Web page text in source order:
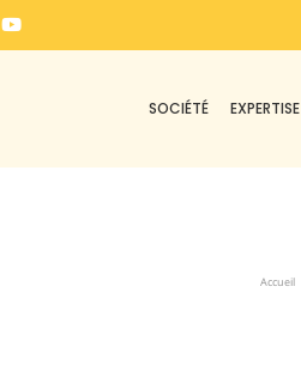
SOCIÉTÉ EXPERTISE
Accueil